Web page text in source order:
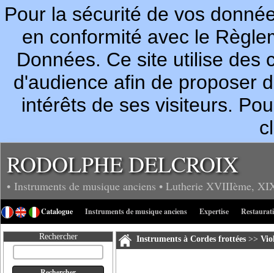
Pour la sécurité de vos
en conformité avec le
Données. Ce site utilise des
d'audience afin de proposer
intérêts de ses visiteurs.
RODOLPHE DELCROIX
• Instruments de musique anciens • Lutherie XVIIIème,
Catalogue Instruments de musique anciens Expertise
Rechercher Instruments à Cordes frottées>>